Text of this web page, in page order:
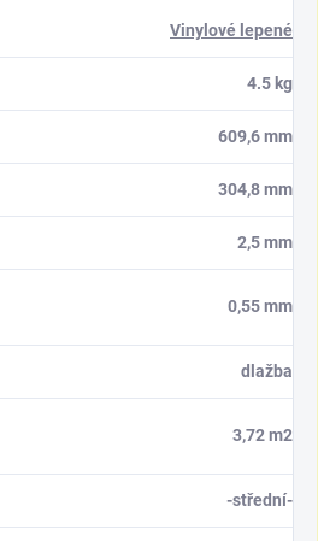
Vinylové lepené
4.5 kg
609,6 mm
304,8 mm
2,5 mm
0,55 mm
dlažba
3,72 m2
-střední-